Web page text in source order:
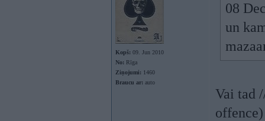
Kopš: 09. Jun 2010
No: Rīga
Ziņojumi: 1460
Braucu ar: auto
08
un
Vai tad
offence)